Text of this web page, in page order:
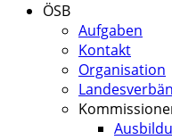
ÖSB
Aufgaben
Kontakt
Organisation